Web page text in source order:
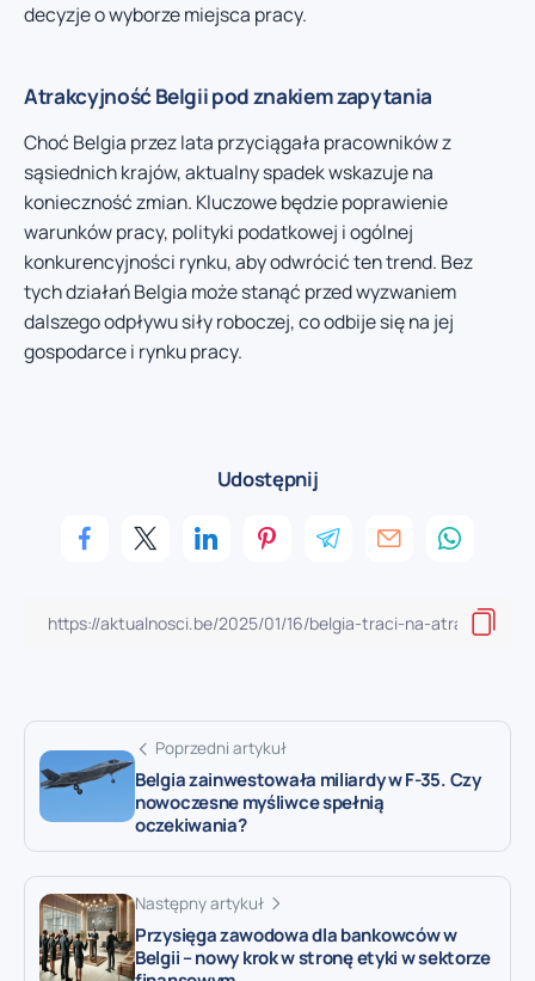
decyzje o wyborze miejsca pracy.
Atrakcyjność Belgii pod znakiem zapytania
Choć Belgia przez lata przyciągała pracowników z
sąsiednich krajów, aktualny spadek wskazuje na
konieczność zmian. Kluczowe będzie poprawienie
warunków pracy, polityki podatkowej i ogólnej
konkurencyjności rynku, aby odwrócić ten trend. Bez
tych działań Belgia może stanąć przed wyzwaniem
dalszego odpływu siły roboczej, co odbije się na jej
gospodarce i rynku pracy.
Udostępnij
Poprzedni artykuł
Belgia zainwestowała miliardy w F-35. Czy
nowoczesne myśliwce spełnią
oczekiwania?
Następny artykuł
Przysięga zawodowa dla bankowców w
Belgii – nowy krok w stronę etyki w sektorze